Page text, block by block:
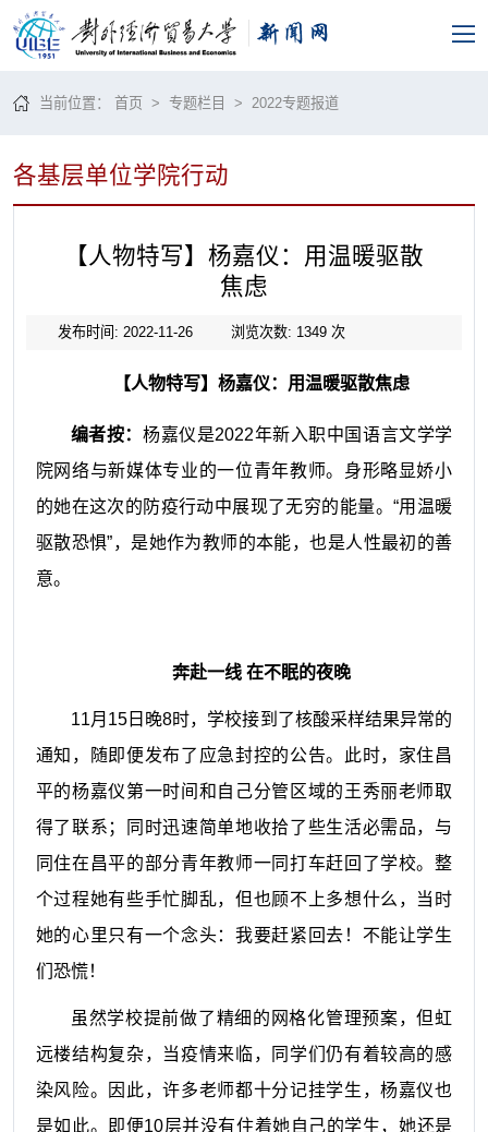
当前位置：首页 >专题栏目 > 2022专题报道
各基层单位学院行动
【人物特写】杨嘉仪：用温暖驱散
焦虑
发布时间: 2022-11-26 浏览次数: 1349次
【人物特写】 杨嘉仪： 用温暖驱散焦虑
编者按：杨嘉仪是2022年新入职中国语言文学学
院网络与新媒体专业的一位青年教师。身形略显娇小
的她在这次的防疫行动中展现了无穷的能量。“用温暖
驱散恐惧”，是她作为教师的本能，也是人性最初的善
意。
奔赴一线 在不眠的夜晚
11月 15日晚8时，学校接到了核酸采样结果异常的
通知，随即便发布了应急封控的公告。此时，家住昌
平的杨嘉仪第一时间和自己分管区域的王秀丽老师取
得了联系；同时迅速简单地收拾了些生活必需品，与
同住在昌平的部分青年教师一同打车赶回了学校。整
个过程她有些手忙脚乱，但也顾不上多想什么，当时
她的心里只有一个念头：我要赶紧回去！不能让学生
们恐慌！
虽然学校提前做了精细的网格化管理预案，但虹
远楼结构复杂，当疫情来临，同学们仍有着较高的感
染风险。因此，许多老师都十分记挂学生，杨嘉仪也
是如此。即便10层并没有住着她自己的学生，她还是